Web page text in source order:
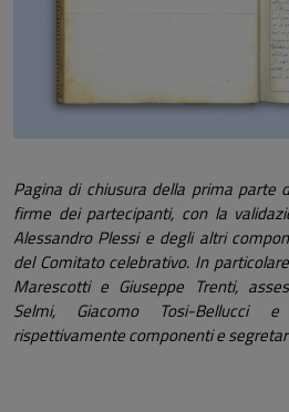
Pagina di chiusura della prima parte
firme dei partecipanti, con la
Alessandro Plessi e degli altri
del Comitato celebrativo. In
Marescotti e Giuseppe Trenti,
Selmi, Giacomo Tosi-Bellucci
rispettivamente componenti e